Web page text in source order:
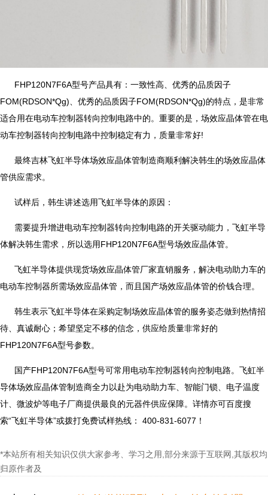
FHP120N7F6A型号产品具有：一致性高、优秀的品质因子
FOM(RDSON*Qg)、优秀的品质因子FOM(RDSON*Qg)的特点，是非常
适合用在电动车控制器转向控制电路中的。重要的是，场效应晶体管在电
动车控制器转向控制电路中控制稳定有力，质量非常好!
最终吉林飞虹半导体场效应晶体管制造商顺利解决韩生的场效应晶体
管供应需求。
试样后，韩生讲述选用飞虹半导体的原因：
需要提升增进电动车控制器转向控制电路的开关驱动能力，飞虹半导
体解决韩生需求，所以选用FHP120N7F6A型号场效应晶体管。
飞虹半导体提供现货场效应晶体管厂家直销服务，解决电动助力车的
电动车控制器所需场效应晶体管，而且国产场效应晶体管的价钱合理。
韩生表示飞虹半导体在采购定制场效应晶体管的服务姿态做到热情招
待、真诚耐心；希望坚定不移的信念，供应给质量非常好的
FHP120N7F6A型号参数。
国产FHP120N7F6A型号可常用电动车控制器转向控制电路。飞虹半
导体场效应晶体管制造商全力以赴为电动助力车、智能门锁、电子温度
计、微波炉等电子厂商提供最良的元器件供应保障。详情亦可百度搜
索“飞虹半导体”或拨打免费试样热线： 400-831-6077！
*本站所有相关知识仅供大家参考、学习之用,部分来源于互联网,其版权均
归原作者及